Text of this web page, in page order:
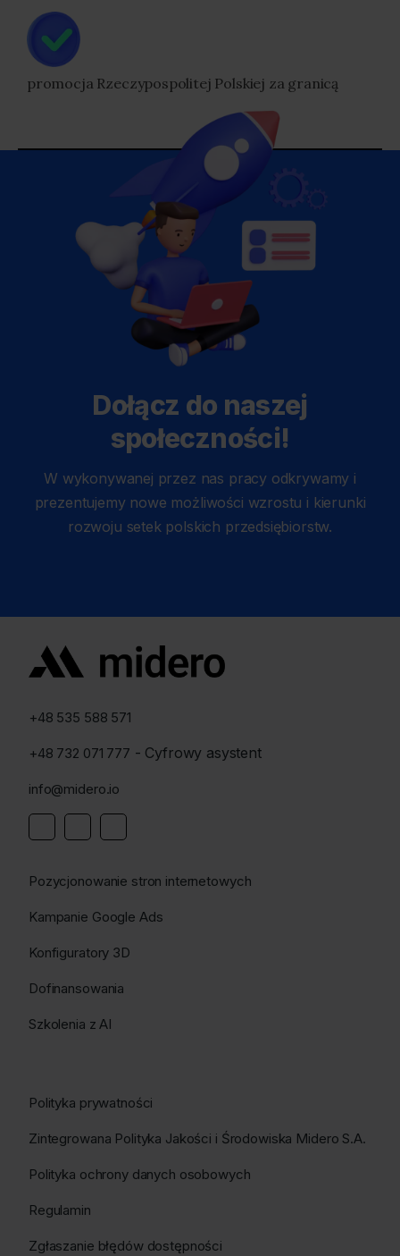
promocja Rzeczypospolitej Polskiej za granicą
Dołącz do naszej
społeczności!
W wykonywanej przez nas pracy odkrywamy i
prezentujemy nowe możliwości wzrostu i kierunki
rozwoju setek polskich przedsiębiorstw.
+48 535 588 571
+48 732 071 777 - Cyfrowy asystent
info@midero.io
Pozycjonowanie stron internetowych
Kampanie Google Ads
Konfiguratory 3D
Dofinansowania
Szkolenia z AI
Polityka prywatności
Zintegrowana Polityka Jakości i Środowiska Midero S.A.
Polityka ochrony danych osobowych
Regulamin
Zgłaszanie błędów dostępności